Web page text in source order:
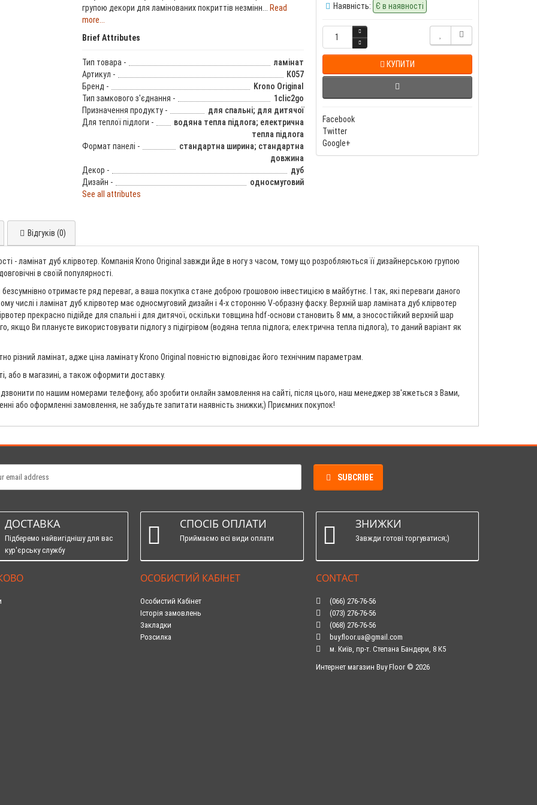
групою декори для ламінованих покриттів незмінн...
Read
more...
Brief Attributes
Тип товара -
ламінат
Артикул -
К057
Бренд -
Krono Original
Тип замкового з'єднання -
1clic2go
Призначення продукту -
для спальні; для дитячої
Для теплої підлоги -
водяна тепла підлога; електрична
тепла підлога
Формат панелі -
стандартна ширина; стандартна
довжина
Декор -
дуб
Дизайн -
односмуговий
See all attributes
Наявність: Є в наявності
КУПИТИ
Facebook
Twitter
Google+
Відгуків (0)
- ламінат дуб клірвотер. Компанія Krono Original завжди йде в ногу з часом, тому що розробляються її дизайнерською групою
в своїй популярності.
отримаєте ряд переваг, а ваша покупка стане доброю грошовою інвестицією в майбутнє. І так, які переваги даного
числі і ламінат дуб клірвотер має односмуговий дизайн і 4-х сторонню V-образну фаску. Верхній шар ламіната дуб клірвотер
прекрасно підійде для спальні і для дитячої, оскільки товщина hdf-основи становить 8 мм, а зносостійкий верхній шар
Ви плануєте використовувати підлогу з підігрівом (водяна тепла підлога; електрична тепла підлога), то даний варіант як
різний ламінат, адже ціна ламінату Krono Original повністю відповідає його технічним параметрам.
або в магазині, а також оформити доставку.
по нашим номерами телефону, або зробити онлайн замовлення на сайті, після цього, наш менеджер зв'яжеться з Вами,
або оформленні замовлення, не забудьте запитати наявність знижки;) Приємних покупок!
SUBCRIBE
ДОСТАВКА
Підберемо найвигіднішу для вас
кур'єрську службу
СПОСІБ ОПЛАТИ
Приймаємо всі види оплати
ЗНИЖКИ
Завжди готові торгуватися;)
ОСОБИСТИЙ КАБІНЕТ
Особистий Кабінет
Історія замовлень
Закладки
Розсилка
CONTACT
(066) 276-76-56
(073) 276-76-56
(068) 276-76-56
buy.floor.ua@gmail.com
м. Київ, пр-т. Степана Бандери, 8 К5
Интернет магазин Buy Floor © 2026